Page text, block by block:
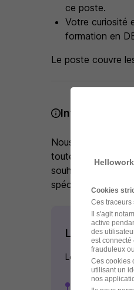
ce poste.
Votre curiosité
formation en
Le poste couvre
Infos
Nous nous
toutes les formes
souhaitez porter à
spécifiques,
Les étapes
Les étapes de
Premier
Cookies
Ces traceurs
Il s'agit
active
des
est connecté
frauduleux
Ces cookies
utilisant un
nos